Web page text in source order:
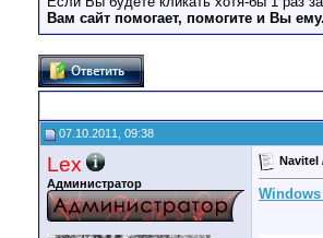
Вам сайт помогает, помогите и Вы ему.
07.10.2011, 09:38
Lex
Администратор
Navitel